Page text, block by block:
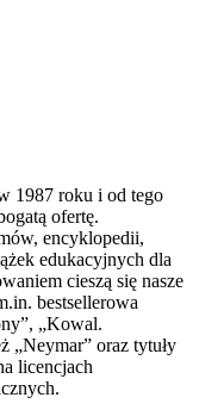
1987 roku i od tego
ofertę.
encyklopedii,
edukacyjnych dla
cieszą się nasze
bestsellerowa
„Kowal.
„Neymar” oraz tytuły
licencjach